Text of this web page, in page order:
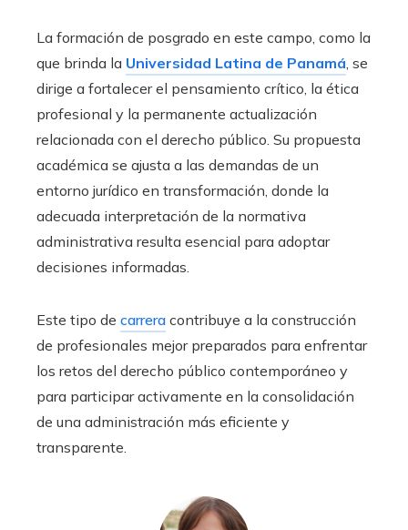
La formación de posgrado en este campo, como la
que brinda la Universidad Latina de Panamá, se
dirige a fortalecer el pensamiento crítico, la ética
profesional y la permanente actualización
relacionada con el derecho público. Su propuesta
académica se ajusta a las demandas de un
entorno jurídico en transformación, donde la
adecuada interpretación de la normativa
administrativa resulta esencial para adoptar
decisiones informadas.
Este tipo de carrera contribuye a la construcción
de profesionales mejor preparados para enfrentar
los retos del derecho público contemporáneo y
para participar activamente en la consolidación
de una administración más eficiente y
transparente.